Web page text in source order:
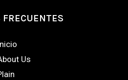
FRECUENTES
Us